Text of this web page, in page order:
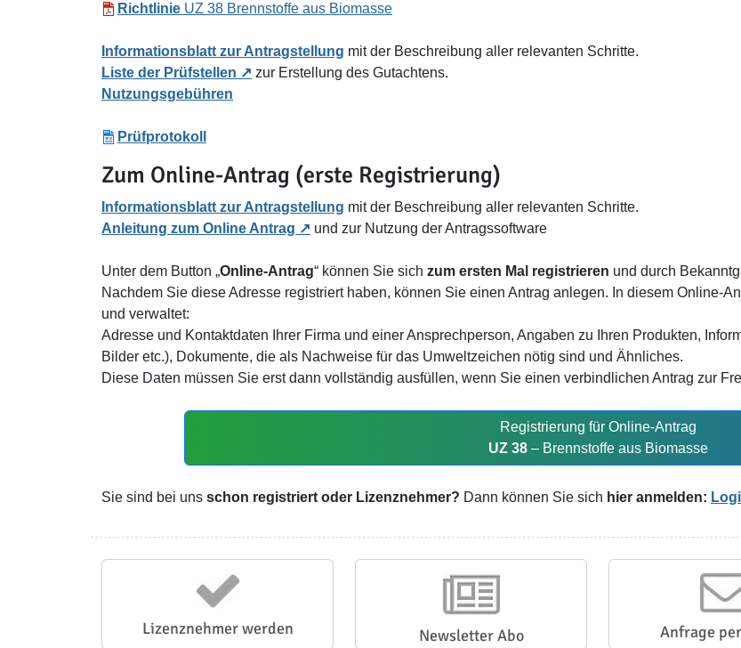
Richtlinie UZ 38 Brennstoffe aus Biomasse
Informationsblatt zur Antragstellung mit der Beschreibung aller relevanten Schritte.
Liste der Prüfstellen
zur Erstellung des Gutachtens.
Nutzungsgebühren
Prüfprotokoll
Zum Online-Antrag (erste Registrierung)
Informationsblatt zur Antragstellung mit der Beschreibung aller relevanten Schritte.
Anleitung zum Online Antrag
und zur Nutzung der Antragssoftware
Unter dem Button „Online-Antrag“ können Sie sich zum ersten Mal registrieren und durch
Nachdem Sie diese Adresse registriert haben, können Sie einen Antrag anlegen. In diesem Online-
und verwaltet:
Adresse und Kontaktdaten Ihrer Firma und einer Ansprechperson, Angaben zu Ihren Produkten,
Bilder etc.), Dokumente, die als Nachweise für das Umweltzeichen nötig sind und Ähnliches.
Diese Daten müssen Sie erst dann vollständig ausfüllen, wenn Sie einen verbindlichen Antrag zur
Registrierung für Online-Antrag
UZ 38– Brennstoffe aus Biomasse
Sie sind bei uns schon registriert oder Lizenznehmer? Dann können Sie sich hier anmelden:
Lizenznehmer werden Newsletter Abo Anfrage